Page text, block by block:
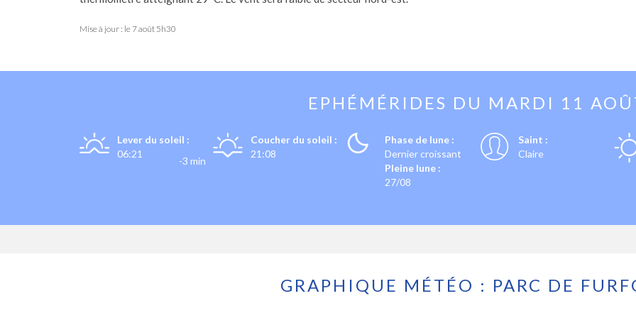
Mise à jour : le 7 août 5h30
EPHÉMÉRIDES DU MARDI 11
Lever du soleil :
06:21
-3 min
Coucher du soleil :
21:08
Phase de lune :
Dernier croissant
Pleine lune :
27/08
Saint :
Claire
GRAPHIQUE MÉTÉO : PARC DE